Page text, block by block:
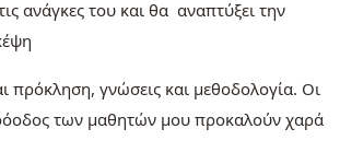
ανάγκες του και θα αναπτύξει την
πρόκληση, γνώσεις και μεθοδολογία. Οι
των μαθητών μου προκαλούν χαρά